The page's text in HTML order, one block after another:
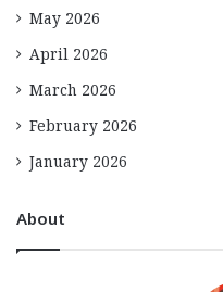
May 2026
April 2026
March 2026
February 2026
January 2026
About